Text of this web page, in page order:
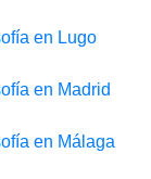
en Lugo
en Madrid
en Málaga